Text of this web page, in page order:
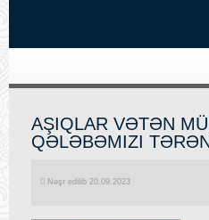
AŞIQLAR VƏTƏN
QƏLƏBƏMIZI
Nəşr edilib 20.09.2023